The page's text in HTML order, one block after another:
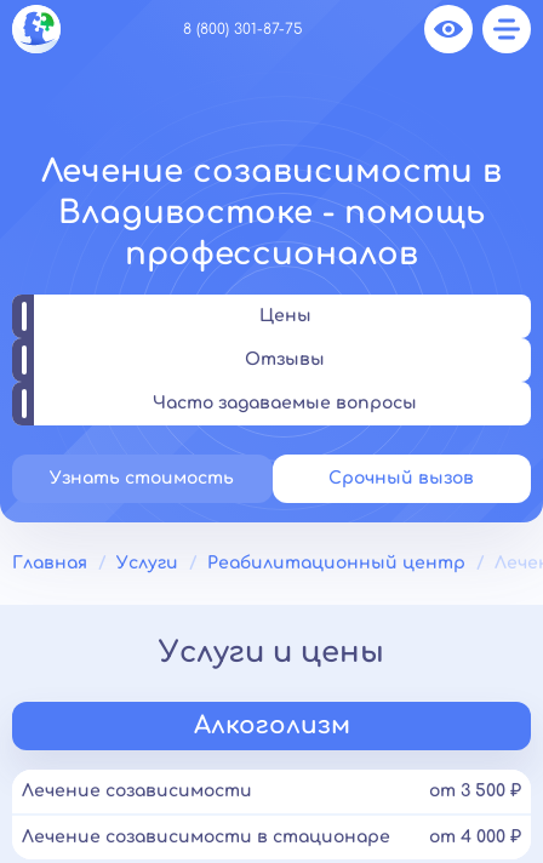
8 (800) 301-87-75
Лечение созависимости в
Владивостоке - помощь
профессионалов
Цены
Отзывы
Часто задаваемые вопросы
Узнать стоимость Срочный вызов
Главная Услуги Реабилитационный центр
Услуги и цены
Алкоголизм
Лечение созависимости от 3 500 ₽
Лечение созависимости в стационаре от 4 000 ₽